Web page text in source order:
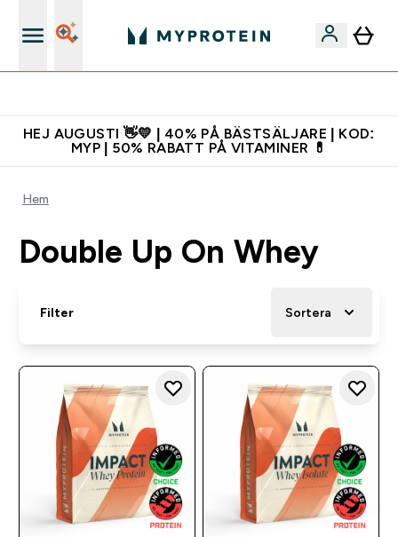
HEJ AUGUSTI 👋💛 | 40% PÅ BÄSTSÄLJARE | KOD:
MYP | 50% RABATT PÅ VITAMINER 💊
Hem
Double Up On Whey
Filter Sortera